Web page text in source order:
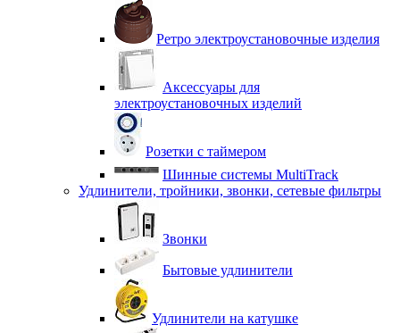
Ретро электроустановочные изделия
Аксессуары для
электроустановочных изделий
Розетки с таймером
Шинные системы MultiTrack
Удлинители, тройники, звонки, сетевые фильтры
Звонки
Бытовые удлинители
Удлинители на катушке